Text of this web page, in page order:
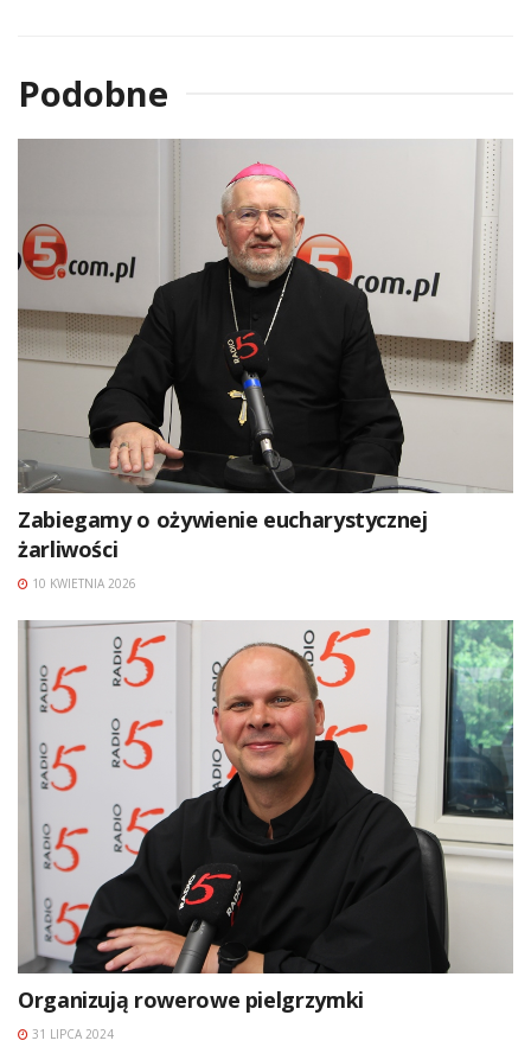
Podobne
Zabiegamy o ożywienie eucharystycznej
żarliwości
10 KWIETNIA 2026
Organizują rowerowe pielgrzymki
31 LIPCA 2024